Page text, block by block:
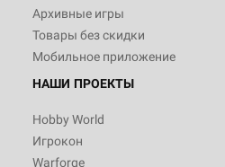
Архивные игры
Товары без скидки
Мобильное приложение
НАШИ ПРОЕКТЫ
Hobby World
Игрокон
Warforge